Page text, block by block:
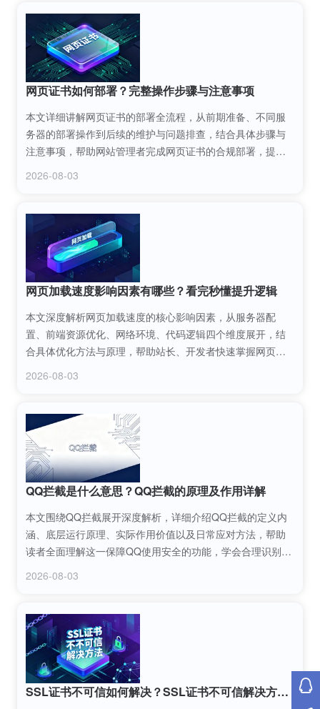
网页证书如何部署？完整操作步骤与注意事项
本文详细讲解网页证书的部署全流程，从前期准备、不同服
务器的部署操作到后续的维护与问题排查，结合具体步骤与
注意事项，帮助网站管理者完成网页证书的合规部署，提升
2026-08-03
网页加载速度影响因素有哪些？看完秒懂提升逻辑
本文深度解析网页加载速度的核心影响因素，从服务器配
置、前端资源优化、网络环境、代码逻辑四个维度展开，结
合具体优化方法与原理，帮助站长、开发者快速掌握网页加
2026-08-03
QQ拦截是什么意思？QQ拦截的原理及作用详解
本文围绕QQ拦截展开深度解析，详细介绍QQ拦截的定义内
涵、底层运行原理、实际作用价值以及日常应对方法，帮助
读者全面理解这一保障QQ使用安全的功能，学会合理识别和
2026-08-03
SSL证书不可信如何解决？SSL证书不可信解决方法汇总